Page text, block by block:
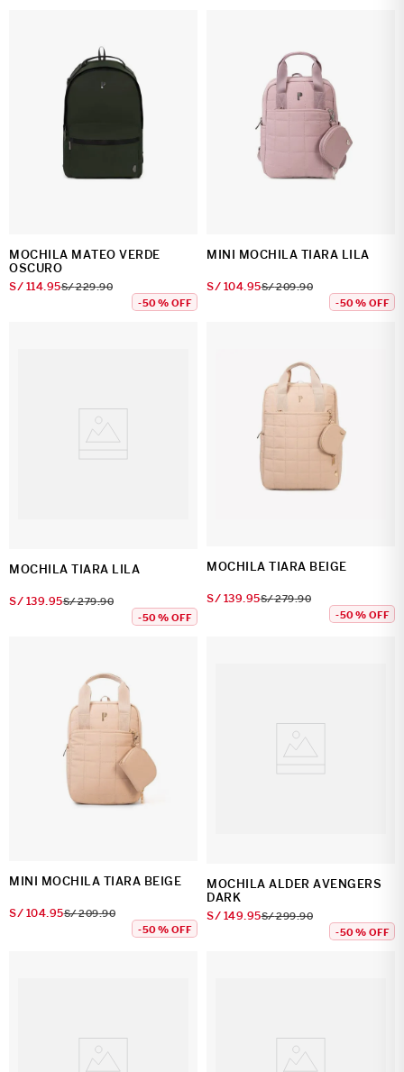
MOCHILA MATEO VERDE
OSCURO
S/ 114.95S/229.90
-50 % OFF
MINI MOCHILA TIARA LILA
S/ 104.95S/209.90
-50 % OFF
MOCHILA TIARA LILA
S/ 139.95S/279.90
-50 % OFF
MOCHILA TIARA BEIGE
S/ 139.95S/279.90
-50 % OFF
MINI MOCHILA TIARA BEIGE
S/ 104.95S/209.90
-50 % OFF
MOCHILA ALDER AVENGERS
DARK
S/ 149.95S/299.90
-50 % OFF